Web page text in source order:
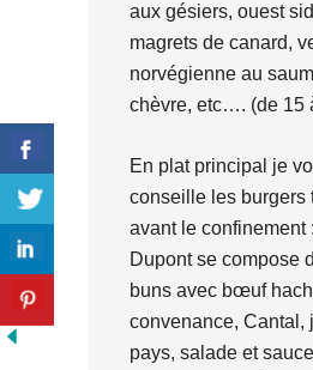
aux gésiers, ouest
magrets de canard,
norvégienne au
chèvre, etc…. (de 15
En plat principal je
conseille les burgers
avant le confinement
Dupont se compose
buns avec bœuf
convenance, Cantal,
pays, salade et